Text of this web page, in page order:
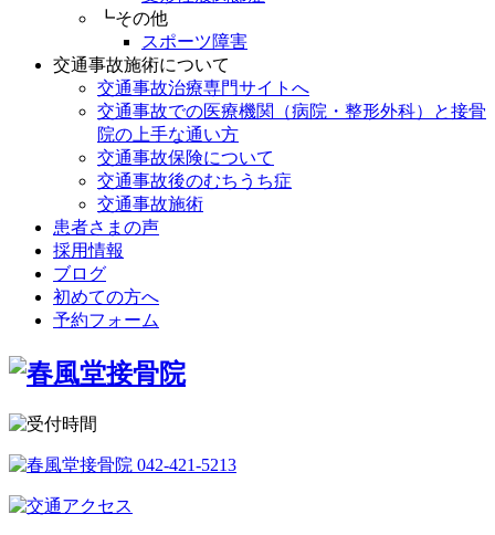
┗その他
スポーツ障害
交通事故施術について
交通事故治療専門サイトへ
交通事故での医療機関（病院・整形外科）と接骨
院の上手な通い方
交通事故保険について
交通事故後のむちうち症
交通事故施術
患者さまの声
採用情報
ブログ
初めての方へ
予約フォーム